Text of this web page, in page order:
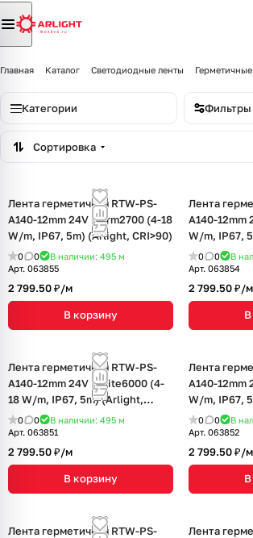
Главная Каталог Светодиодные ленты
Категории Фильтры
Сортировка
Лента герметичная RTW-PS-
A140-12mm 24V Warm2700 (4-18
W/m, IP67, 5m) (Arlight, CRI>90)
0 0 В наличии: 495 м
Арт. 063855
2 799.50 ₽/м
В корзину
Лента
A140-12mm
W/m, IP67,
0 0 В
Арт. 063854
2 799.50 ₽/м
Лента герметичная RTW-PS-
A140-12mm 24V White6000 (4-
18 W/m, IP67, 5m) (Arlight,
CRI>90)
0 0 В наличии: 495 м
Арт. 063851
2 799.50 ₽/м
В корзину
Лента
A140-12mm
W/m, IP67,
0 0 В
Арт. 063852
2 799.50 ₽/м
Лента герметичная RTW-PS-
Лента